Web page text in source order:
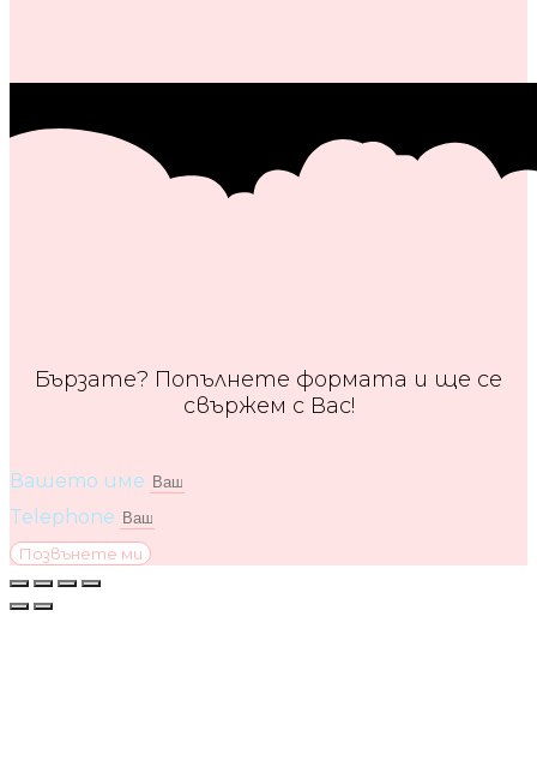
Бързате? Попълнете формата и ще се
свържем с Вас!
Вашето име
Telephone
Позвънете ми